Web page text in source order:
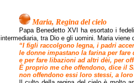
Maria, Regina del cielo
Papa Benedetto XVI ha esortato i
intermediaria, tra Dio e gli uomini. Maria viene
“I figli raccolgono legna, i padri
le donne impastano la farina per fare
e per fare libazioni ad altri dèi, per
È proprio me che offendono, dice il
non offendono essi loro stessi, a loro